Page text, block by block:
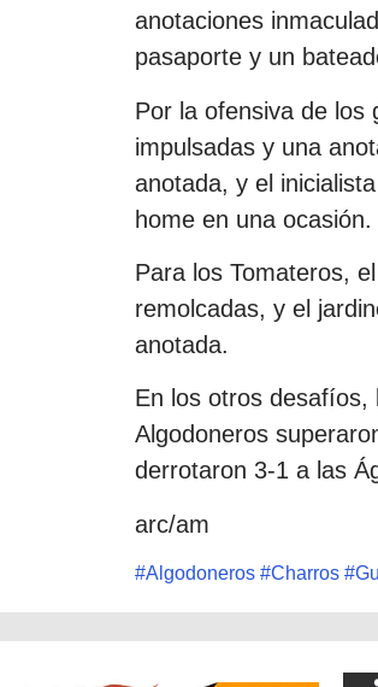
anotaciones
pasaporte y un
Por la ofensiva de los
impulsadas y una
anotada, y el
home en una ocasión.
Para los Tomateros,
remolcadas, y el
anotada.
En los otros desafíos,
Algodoneros
derrotaron 3-1 a las
arc/am
#Algodoneros #Charros #